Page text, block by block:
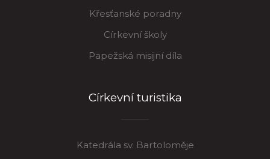
Křesťanské poradny
Církevní školy
Papežská misijní díla
Církevní turistika
Katedrála sv. Bartoloměje